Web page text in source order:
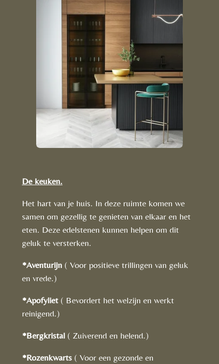
De keuken.
Het hart van je huis. In deze ruimte komen we
samen om gezellig te genieten van elkaar en het
eten. Deze edelstenen kunnen helpen om dit
geluk te versterken.
*Aventurijn( Voor positieve trillingen van geluk
en vrede.)
*Apofyliet( Bevordert het welzijn en werkt
reinigend.)
*Bergkristal( Zuiverend en helend.)
*Rozenkwarts( Voor een gezonde en